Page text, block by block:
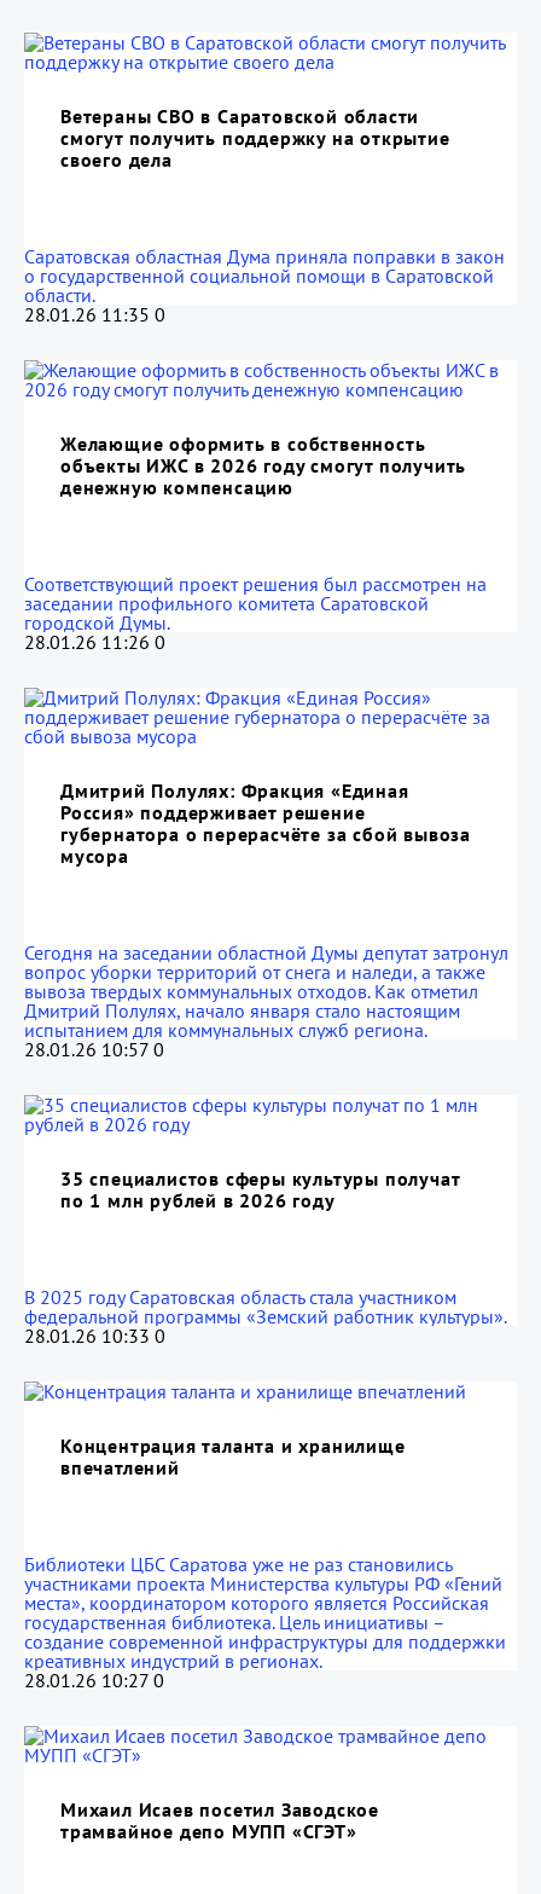
Ветераны СВО в Саратовской области
смогут получить поддержку на открытие
своего дела
Саратовская областная Дума приняла поправки в закон
о государственной социальной помощи в Саратовской
области.
28.01.26 11:35 0
Желающие оформить в собственность
объекты ИЖС в 2026 году смогут получить
денежную компенсацию
Соответствующий проект решения был рассмотрен на
заседании профильного комитета Саратовской
городской Думы.
28.01.26 11:26 0
Дмитрий Полулях: Фракция «Единая
Россия» поддерживает решение
губернатора о перерасчёте за сбой вывоза
мусора
Сегодня на заседании областной Думы депутат затронул
вопрос уборки территорий от снега и наледи, а также
вывоза твердых коммунальных отходов. Как отметил
Дмитрий Полулях, начало января стало настоящим
испытанием для коммунальных служб региона.
28.01.26 10:57 0
35 специалистов сферы культуры получат
по 1 млн рублей в 2026 году
В 2025 году Саратовская область стала участником
федеральной программы «Земский работник культуры».
28.01.26 10:33 0
Концентрация таланта и хранилище
впечатлений
Библиотеки ЦБС Саратова уже не раз становились
участниками проекта Министерства культуры РФ «Гений
места», координатором которого является Российская
государственная библиотека. Цель инициативы –
создание современной инфраструктуры для поддержки
креативных индустрий в регионах.
28.01.26 10:27 0
Михаил Исаев посетил Заводское
трамвайное депо МУПП «СГЭТ»